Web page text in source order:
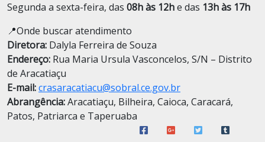
Segunda a sexta-feira, das 08h às 12he das 13h às 17h
📍Onde buscar atendimento
Diretora: Dalyla Ferreira de Souza
Endereço: Rua Maria Ursula Vasconcelos, S/N – Distrito
de Aracatiaçu
E-mail:crasaracatiacu@sobral.ce.gov.br
Abrangência:Aracatiaçu, Bilheira, Caioca, Caracará,
Patos, Patriarca e Taperuaba